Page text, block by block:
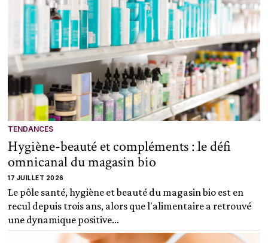
TENDANCES
Hygiène-beauté et compléments : le défi
omnicanal du magasin bio
17 JUILLET 2026
Le pôle santé, hygiène et beauté du magasin bio est en
recul depuis trois ans, alors que l'alimentaire a retrouvé
une dynamique positive...